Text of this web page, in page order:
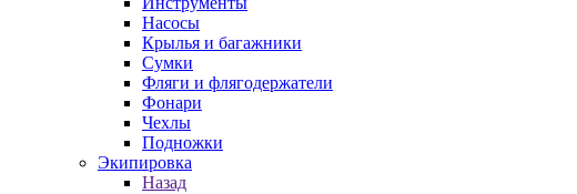
Насосы
Крылья и багажники
Сумки
Фляги и флягодержатели
Фонари
Чехлы
Подножки
Экипировка
Назад